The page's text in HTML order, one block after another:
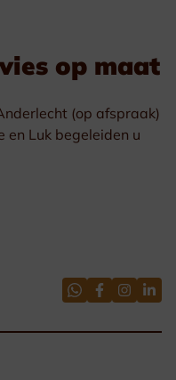
op maat
(op afspraak)
en Luk begeleiden u